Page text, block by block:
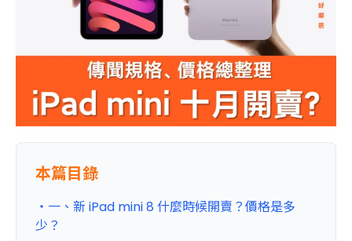
本篇目錄
・一、新 iPad mini 8 什麼時候開賣？價格是多
少？